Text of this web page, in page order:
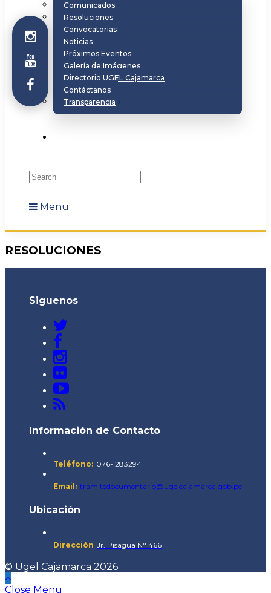
Comunicados
Resoluciones
Convocatorias
Noticias
Próximos Eventos
Galería de Imágenes
Directorio UGEL Cajamarca
Contáctanos
Transparencia
Menu
RESOLUCIONES
Siguenos
Información de Contacto
Teléfono: 076- 283294
Email: tramitedocumentario@ugelcajamarca.gob.pe
Ubicación
Dirección Jr. Pisagua N° 466
© Ugel Cajamarca 2026
Close Menu